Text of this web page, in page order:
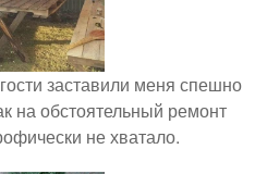
заставили меня спешно
на обстоятельный ремонт
не хватало.